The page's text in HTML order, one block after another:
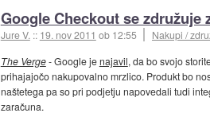
Google Checkout se združuje
Jure V. :: 19. nov 2011 ob 12:55
Nakupi /
The Verge- Google jenajavil, da bo svojo
prihajajočo nakupovalno mrzlico. Produkt bo
naštetega pa so pri podjetju napovedali tudi
zaračuna.